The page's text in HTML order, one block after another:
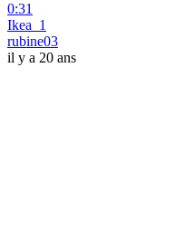
0:31
Ikea_1
rubine03
il y a 20 ans